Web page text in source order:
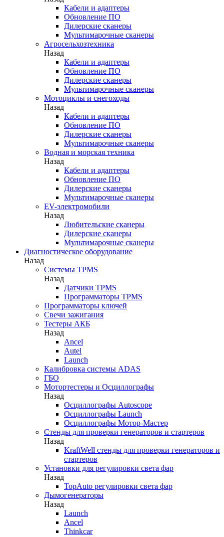
Кабели и адаптеры
Обновление ПО
Дилерские сканеры
Мультимарочные сканеры
Агросельхозтехника
Назад
Кабели и адаптеры
Обновление ПО
Дилерские сканеры
Мультимарочные сканеры
Мотоциклы и снегоходы
Назад
Кабели и адаптеры
Обновление ПО
Дилерские сканеры
Мультимарочные сканеры
Водная и морская техника
Назад
Кабели и адаптеры
Обновление ПО
Дилерские сканеры
Мультимарочные сканеры
EV-электромобили
Назад
Любительские сканеры
Дилерские сканеры
Мультимарочные сканеры
Диагностическое оборудование
Назад
Системы TPMS
Назад
Датчики TPMS
Программаторы TPMS
Программаторы ключей
Свечи зажигания
Тестеры АКБ
Назад
Ancel
Autel
Launch
Калибровка системы ADAS
ГБО
Мотортестеры и Осциллографы
Назад
Осциллографы Autoscope
Осциллографы Launch
Осциллографы Мотор-Мастер
Стенды для проверки генераторов и стартеров
Назад
KraftWell стенды для проверки генераторов и
стартеров
Установки для регулировки света фар
Назад
TopAuto регулировки света фар
Дымогенераторы
Назад
Launch
Ancel
Thinkcar